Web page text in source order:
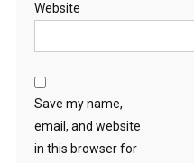
Website
Save my name,
email, and website
in this browser for